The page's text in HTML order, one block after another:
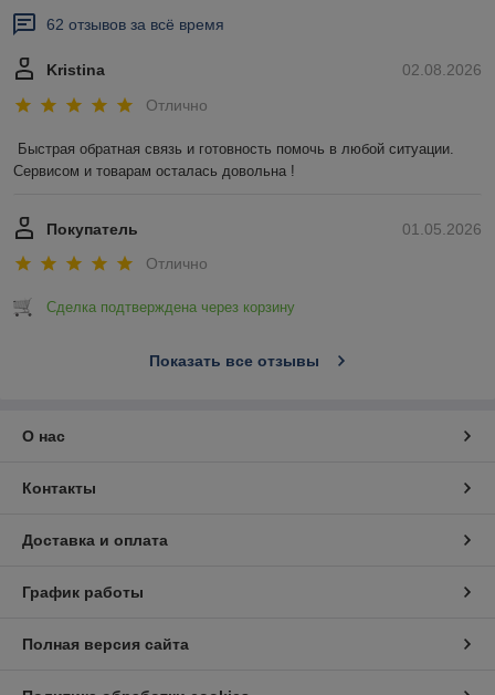
62 отзывов за всё время
02.08.2026
Kristina
Отлично
Быстрая обратная связь и готовность помочь в любой ситуации.
Сервисом и товарам осталась довольна !
01.05.2026
Покупатель
Отлично
Сделка подтверждена через корзину
Показать все отзывы
О нас
Контакты
Доставка и оплата
График работы
Полная версия сайта